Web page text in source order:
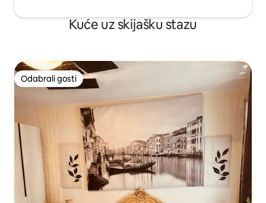
Kuće uz skijašku stazu
Odabrali gosti
Odabrali gosti